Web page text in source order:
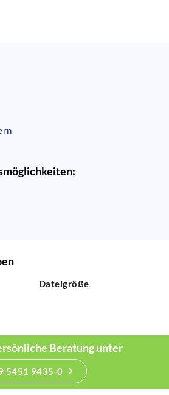
Dateigröße
Beratung unter
5451 9435-0